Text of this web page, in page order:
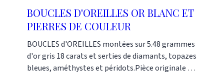
BOUCLES D'OREILLES OR BLANC ET
PIERRES DE COULEUR
BOUCLES d'OREILLES montées sur 5.48 grammes
d'or gris 18 carats et serties de diamants, topazes
bleues, améthystes et péridots.Pièce originale et